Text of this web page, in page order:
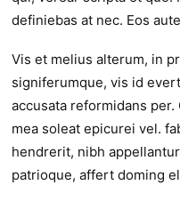
definiebas at nec. Eos
Vis et melius alterum, in
signiferumque, vis id
accusata reformidans
mea soleat epicurei vel.
hendrerit, nibh
patrioque, affert doming